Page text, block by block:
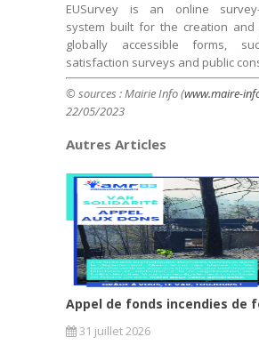
EUSurvey is an online survey-
system built for the creation and
globally accessible forms,
satisfaction surveys and public
© sources : Mairie Info (www.maire-
22/05/2023
Autres Articles
Appel de fonds incendies de
31 juillet 2026